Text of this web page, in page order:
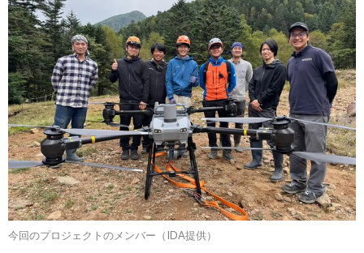
今回のプロジェクトのメンバー（IDA提供）